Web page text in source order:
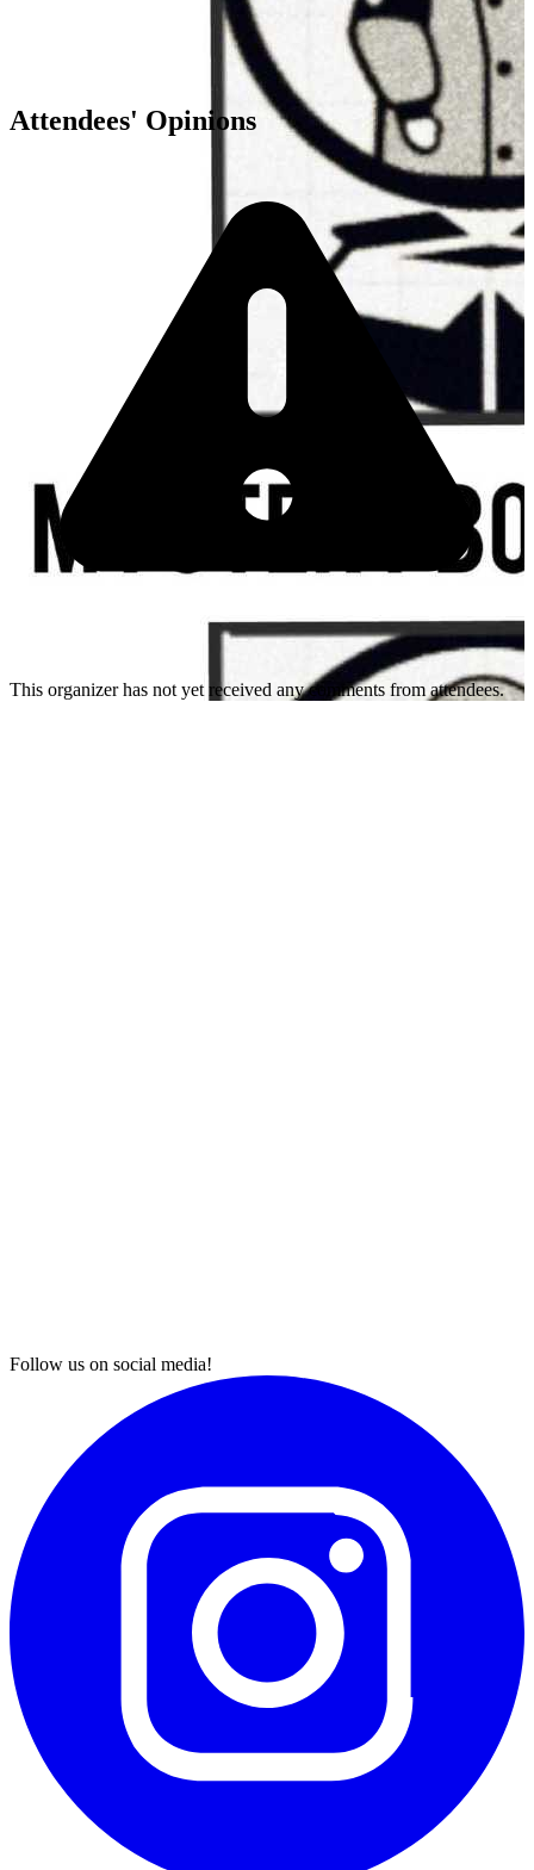
Attendees' Opinions
This organizer has not yet received any comments from attendees.
Follow us on social media!